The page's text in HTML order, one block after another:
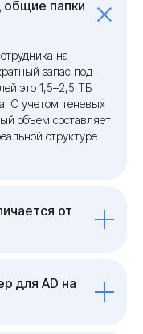
общие папки
на
запас под
это 1,5–2,5 ТБ
С учетом теневых
объем составляет
структуре
от
для AD на